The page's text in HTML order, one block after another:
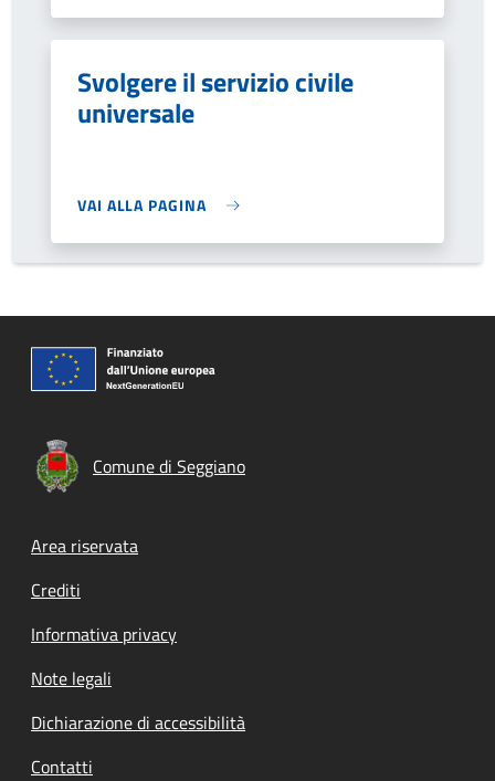
Svolgere il servizio civile
universale
VAI ALLA PAGINA
Comune di Seggiano
Footer menu
Area riservata
Crediti
Informativa privacy
Note legali
Dichiarazione di accessibilità
Contatti